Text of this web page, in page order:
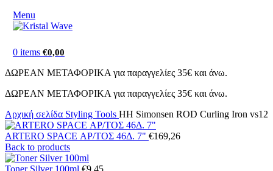
Menu
0 items €0,00
ΔΩΡΕΑΝ ΜΕΤΑΦΟΡΙΚΑ για παραγγελίες 35€ και άνω.
ΔΩΡΕΑΝ ΜΕΤΑΦΟΡΙΚΑ για παραγγελίες 35€ και άνω.
Αρχική σελίδα Styling Tools HH Simonsen ROD Curling Iron vs12
ARTERO SPACE ΑΡ/ΤΟΣ 46Δ. 7" €169,26
Back to products
Toner Silver 100ml €9,45